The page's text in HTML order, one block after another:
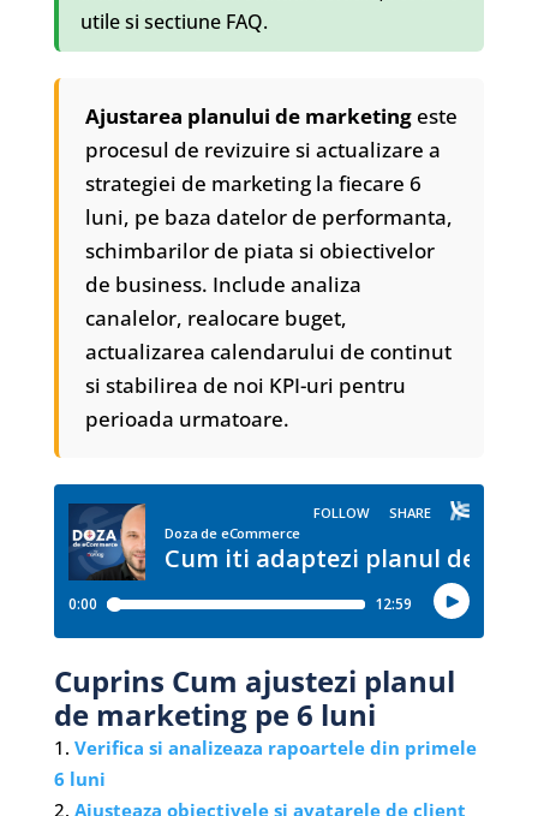
utile si sectiune FAQ.
Ajustarea planului de marketingeste
procesul de revizuire si actualizare a
strategiei de marketing la fiecare 6
luni, pe baza datelor de performanta,
schimbarilor de piata si obiectivelor
de business. Include analiza
canalelor, realocare buget,
actualizarea calendarului de continut
si stabilirea de noi KPI-uri pentru
perioada urmatoare.
Cuprins Cum ajustezi planul
de marketing pe 6 luni
Verifica si analizeaza rapoartele din primele
6 luni
Ajusteaza obiectivele si avatarele de client